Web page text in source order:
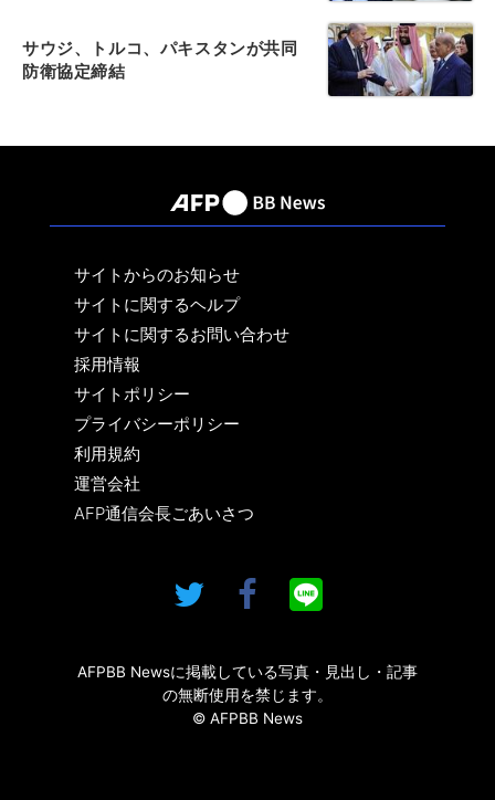
サウジ、トルコ、パキスタンが共同
防衛協定締結
サイトからのお知らせ
サイトに関するヘルプ
サイトに関するお問い合わせ
採用情報
サイトポリシー
プライバシーポリシー
利用規約
運営会社
AFP通信会長ごあいさつ
AFPBB Newsに掲載している写真・見出し・記事
の無断使用を禁じます。
© AFPBB News